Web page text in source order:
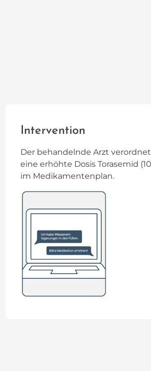
Intervention
Der behandelnde Arzt
eine erhöhte Dosis Torasemid
im Medikamentenplan.